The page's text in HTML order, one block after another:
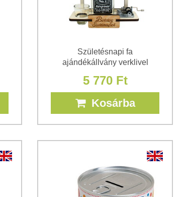
Születésnapi fa
ajándékállvány verklivel
5 770 Ft
Kosárba